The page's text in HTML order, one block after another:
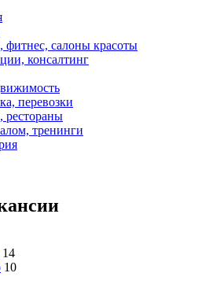
салоны красоты
консалтинг
перевозки
рестораны
тренинги
14
10